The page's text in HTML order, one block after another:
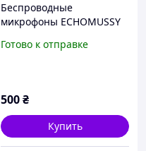
Беспроводные
микрофоны ECHOMUSSY
микрофоны (нет
Готово к отправке
500₴
Купить